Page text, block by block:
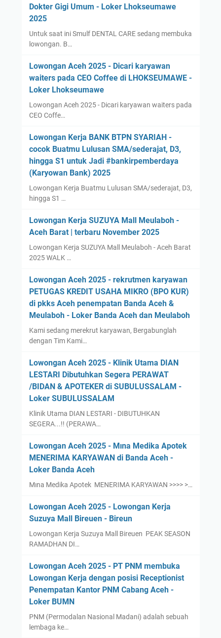
Dokter Gigi Umum - Loker Lhokseumawe
2025
Untuk saat ini Smulf DENTAL CARE sedang membuka
lowongan. B…
Lowongan Aceh 2025 - Dicari karyawan
waiters pada CEO Coffee di LHOKSEUMAWE -
Loker Lhokseumawe
Lowongan Aceh 2025 - Dicari karyawan waiters pada
CEO Coffe…
Lowongan Kerja BANK BTPN SYARIAH -
cocok Buatmu Lulusan SMA/sederajat, D3,
hingga S1 untuk Jadi #bankirpemberdaya
(Karyowan Bank) 2025
Lowongan Kerja Buatmu Lulusan SMA/sederajat, D3,
hingga S1 …
Lowongan Kerja SUZUYA Mall Meulaboh -
Aceh Barat | terbaru November 2025
Lowongan Kerja SUZUYA Mall Meulaboh - Aceh Barat
2025 WALK …
Lowongan Aceh 2025 - rekrutmen karyawan
PETUGAS KREDIT USAHA MIKRO (BPO KUR)
di pkks Aceh penempatan Banda Aceh &
Meulaboh - Loker Banda Aceh dan Meulaboh
Kami sedang merekrut karyawan, Bergabunglah
dengan Tim Kami…
Lowongan Aceh 2025 - Klinik Utama DIAN
LESTARI Dibutuhkan Segera PERAWAT
/BIDAN & APOTEKER di SUBULUSSALAM -
Loker SUBULUSSALAM
Klinik Utama DIAN LESTARI - DIBUTUHKAN
SEGERA...!! (PERAWA…
Lowongan Aceh 2025 - Mına Medika Apotek
MENERIMA KARYAWAN di Banda Aceh -
Loker Banda Aceh
Mına Medika Apotek MENERIMA KARYAWAN >>>> >…
Lowongan Aceh 2025 - Lowongan Kerja
Suzuya Mall Bireuen - Bireun
Lowongan Kerja Suzuya Mall Bireuen PEAK SEASON
RAMADHAN DI…
Lowongan Aceh 2025 - PT PNM membuka
Lowongan Kerja dengan posisi Receptionist
Penempatan Kantor PNM Cabang Aceh -
Loker BUMN
PNM (Permodalan Nasional Madani) adalah sebuah
lembaga ke…